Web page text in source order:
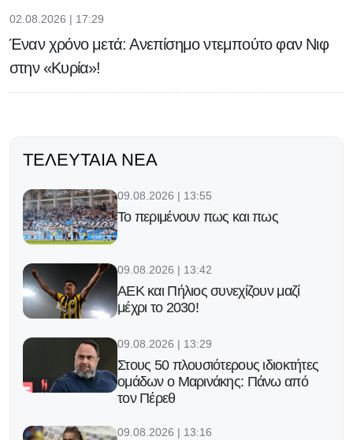
02.08.2026 | 17:29
Έναν χρόνο μετά: Ανεπίσημο ντεμπούτο φαν Νιφ
στην «Κυρία»!
ΤΕΛΕΥΤΑΊΑ ΝΈΑ
09.08.2026 | 13:55
Το περιμένουν πως και πως
09.08.2026 | 13:42
ΑΕΚ και Πήλιος συνεχίζουν μαζί
μέχρι το 2030!
09.08.2026 | 13:29
Στους 50 πλουσιότερους ιδιοκτήτες
ομάδων ο Μαρινάκης: Πάνω από
τον Πέρεθ
09.08.2026 | 13:16